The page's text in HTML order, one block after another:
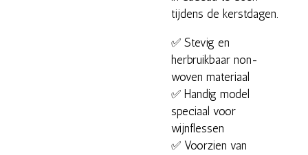
tijdens de kerstdagen.
✅ Stevig en
herbruikbaar non-
woven materiaal
✅ Handig model
speciaal voor
wijnflessen
✅ Voorzien van